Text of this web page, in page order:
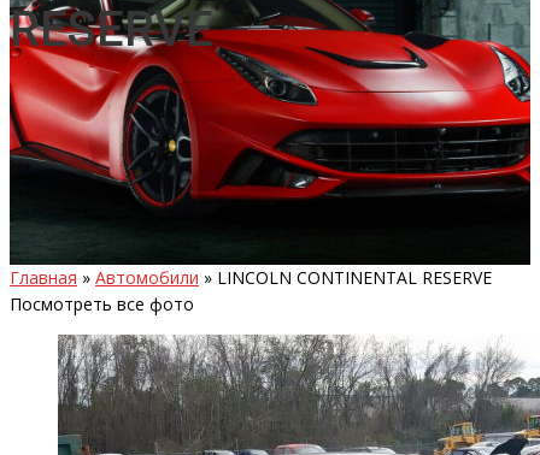
RESERVE
Главная » Автомобили » LINCOLN CONTINENTAL RESERVE
Посмотреть все фото